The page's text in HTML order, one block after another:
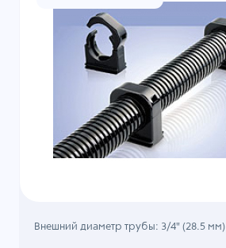
Внешний диаметр трубы: 3/4" (28.5 мм)